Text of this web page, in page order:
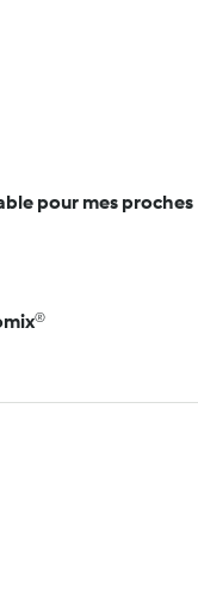
pour mes proches